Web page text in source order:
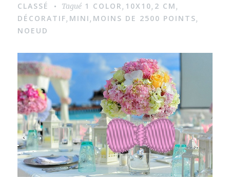
a
g
e
CLASSÉ
Tagué 1 COLOR, 10X10, 2 CM,
DÉCORATIF, MINI, MOINS DE 2500 POINTS,
NOEUD